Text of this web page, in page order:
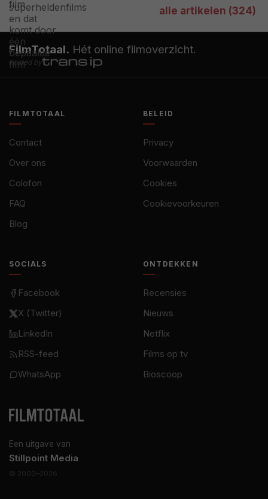
alle artikelen (324)
FilmTotaal. Hét online filmoverzicht.
hosted by
Een uitgave van
Stillpoint Media
© 2000–2026
FILMTOTAAL
Contact
Over ons
Colofon
FAQ
Blog
BELEID
Privacy
Voorwaarden
Cookies
Cookievoorkeuren
SOCIALS
Facebook
X (Twitter)
LinkedIn
RSS-feed
WhatsApp
ONTDEKKEN
Recensies
Nieuws
Netflix
Films op tv
Bioscoop